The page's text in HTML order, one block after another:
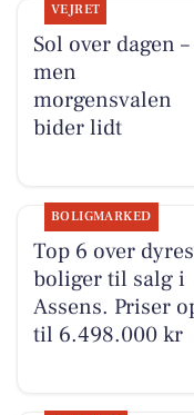
VEJRET
Sol over dagen –
men
morgensvalen
bider lidt
BOLIGMARKED
Top 6 over
boliger til salg i
Assens. Priser
til 6.498.000 kr